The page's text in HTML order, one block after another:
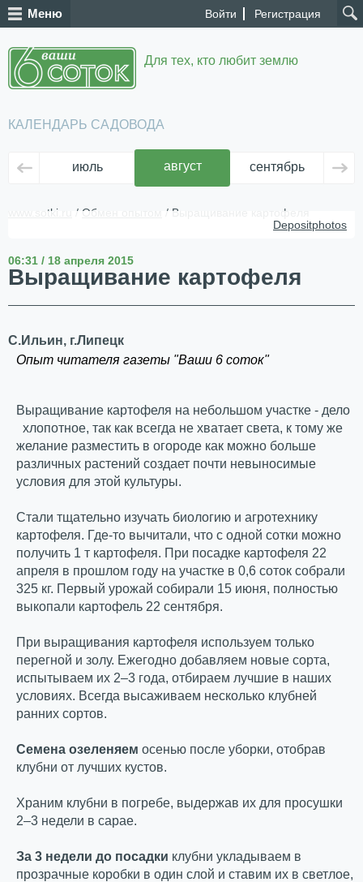
Войти Регистрация
Меню
Для тех, кто любит землю
КАЛЕНДАРЬ САДОВОДА
июль август сентябрь
www.sotki.ru / Обмен опытом
/ Выращивание картофеля
Depositphotos
06:31 / 18 апреля 2015
Выращивание картофеля
С.Ильин, г.Липецк
Опыт читателя газеты "Ваши 6 соток"
Выращивание картофеля на небольшом участке - дело
хлопотное, так как всегда не хватает света, к тому же
желание разместить в огороде как можно больше
различных растений создает почти невыносимые
условия для этой культуры.
Стали тщательно изучать биологию и агротехнику
картофеля. Где-то вычитали, что с одной сотки можно
получить 1 т картофеля. При посадке картофеля 22
апреля в прошлом году на участке в 0,6 соток собрали
325 кг. Первый урожай собирали 15 июня, полностью
выкопали картофель 22 сентября.
При выращивания картофеля используем только
перегной и золу. Ежегодно добавляем новые сорта,
испытываем их 2–3 года, отбираем лучшие в наших
условиях. Всегда высаживаем несколько клубней
ранних сортов.
Семена озеленяем осенью после уборки, отобрав
клубни от лучших кустов.
Храним клубни в погребе, выдержав их для просушки
2–3 недели в сарае.
За 3 недели до посадки клубни укладываем в
прозрачные коробки в один слой и ставим их в светлое,